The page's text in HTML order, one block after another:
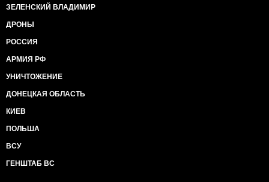
ЗЕЛЕНСКИЙ ВЛАДИМИР
ДРОНЫ
РОССИЯ
АРМИЯ РФ
УНИЧТОЖЕНИЕ
ДОНЕЦКАЯ ОБЛАСТЬ
КИЕВ
ПОЛЬША
ВСУ
ГЕНШТАБ ВС